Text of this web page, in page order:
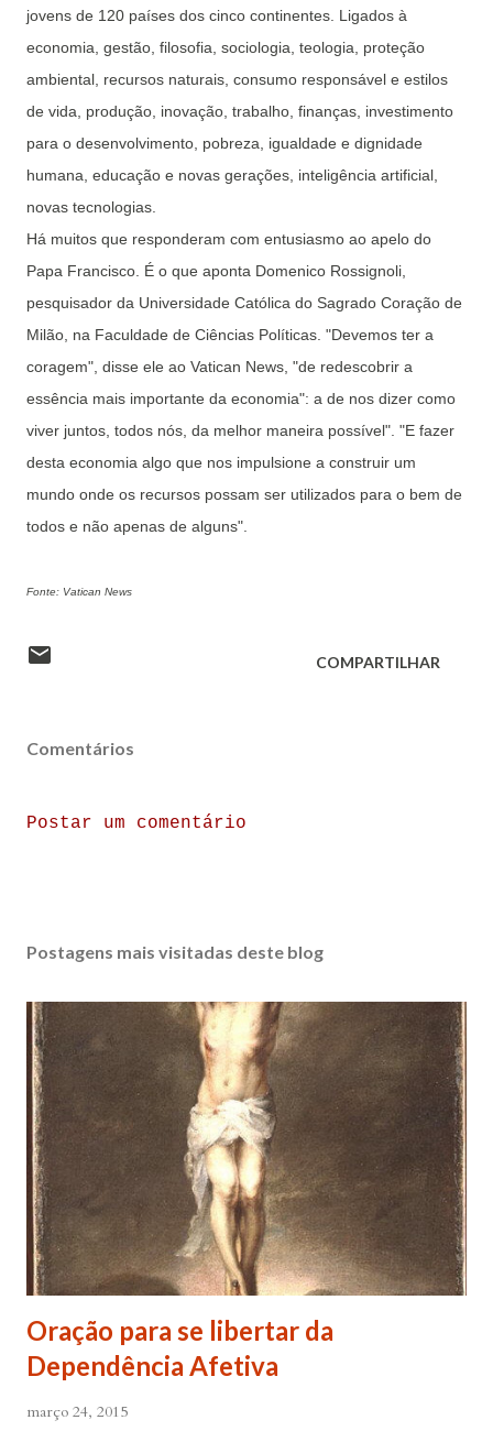
jovens de 120 países dos cinco continentes. Ligados à
economia, gestão, filosofia, sociologia, teologia, proteção
ambiental, recursos naturais, consumo responsável e estilos
de vida, produção, inovação, trabalho, finanças, investimento
para o desenvolvimento, pobreza, igualdade e dignidade
humana, educação e novas gerações, inteligência artificial,
novas tecnologias.
Há muitos que responderam com entusiasmo ao apelo do
Papa Francisco. É o que aponta Domenico Rossignoli,
pesquisador da Universidade Católica do Sagrado Coração de
Milão, na Faculdade de Ciências Políticas. "Devemos ter a
coragem", disse ele ao Vatican News, "de redescobrir a
essência mais importante da economia": a de nos dizer como
viver juntos, todos nós, da melhor maneira possível". "E fazer
desta economia algo que nos impulsione a construir um
mundo onde os recursos possam ser utilizados para o bem de
todos e não apenas de alguns".
Fonte: Vatican News
COMPARTILHAR
Comentários
Postar um comentário
Postagens mais visitadas deste blog
Oração para se libertar da
Dependência Afetiva
março 24, 2015